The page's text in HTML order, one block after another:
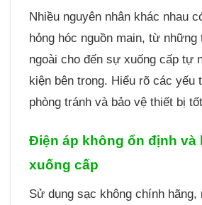
Nhiều nguyên nhân khác nhau
hỏng hóc nguồn main, từ những
ngoài cho đến sự xuống cấp tự
kiện bên trong. Hiểu rõ các yếu
phòng tránh và bảo vệ thiết bị
Điện áp không ổn định và
xuống cấp
Sử dụng sạc không chính hãng,